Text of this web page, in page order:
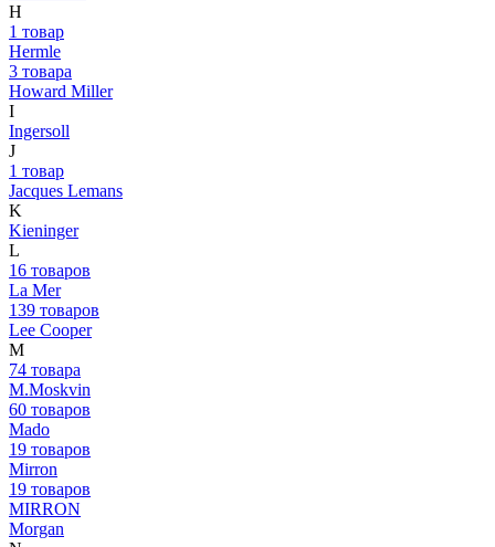
H
1 товар
Hermle
3 товара
Howard Miller
I
Ingersoll
J
1 товар
Jacques Lemans
K
Kieninger
L
16 товаров
La Mer
139 товаров
Lee Cooper
M
74 товара
M.Moskvin
60 товаров
Mado
19 товаров
Mirron
19 товаров
MIRRON
Morgan